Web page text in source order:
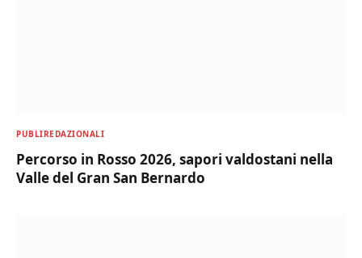
PUBLIREDAZIONALI
Percorso in Rosso 2026, sapori valdostani nella
Valle del Gran San Bernardo